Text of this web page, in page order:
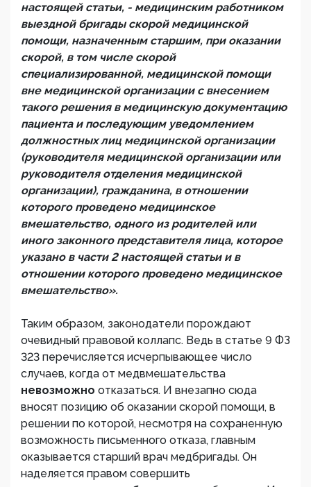
настоящей статьи, - медицинским работником
выездной бригады скорой медицинской
помощи, назначенным старшим, при оказании
скорой, в том числе скорой
специализированной, медицинской помощи
вне медицинской организации с внесением
такого решения в медицинскую документацию
пациента и последующим уведомлением
должностных лиц медицинской организации
(руководителя медицинской организации или
руководителя отделения медицинской
организации), гражданина, в отношении
которого проведено медицинское
вмешательство, одного из родителей или
иного законного представителя лица, которое
указано в части 2 настоящей статьи и в
отношении которого проведено медицинское
вмешательство».
Таким образом, законодатели порождают
очевидный правовой коллапс. Ведь в статье 9 ФЗ
323 перечисляется исчерпывающее число
случаев, когда от медвмешательства
невозможно отказаться. И внезапно сюда
вносят позицию об оказании скорой помощи, в
решении по которой, несмотря на сохраненную
возможность письменного отказа, главным
оказывается старший врач медбригады. Он
наделяется правом совершить